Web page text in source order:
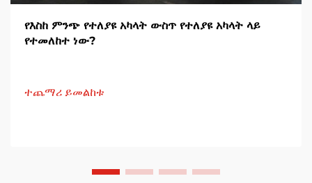
የእስከ ምንጭ የተለያዩ አካላት ውስጥ የተለያዩ አካላት ላይ
የተመለከተ ነው?
ተጨማሪ ይመልከቱ